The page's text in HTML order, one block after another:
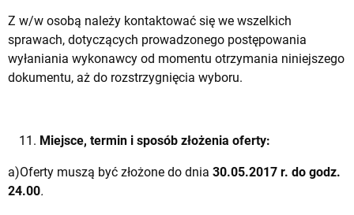
Z w/w osobą należy kontaktować się we wszelkich
sprawach, dotyczących prowadzonego postępowania
wyłaniania wykonawcy od momentu otrzymania niniejszego
dokumentu, aż do rozstrzygnięcia wyboru.
Miejsce, termin i sposób złożenia oferty:
a)Oferty muszą być złożone do dnia 30.05.2017 r. do godz.
24.00.